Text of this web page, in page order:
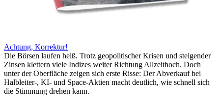
Achtung, Korrektur!
Die Börsen laufen heiß. Trotz geopolitischer Krisen und steigender
Zinsen klettern viele Indizes weiter Richtung Allzeithoch. Doch
unter der Oberfläche zeigen sich erste Risse: Der Abverkauf bei
Halbleiter-, KI- und Space-Aktien macht deutlich, wie schnell sich
die Stimmung drehen kann.